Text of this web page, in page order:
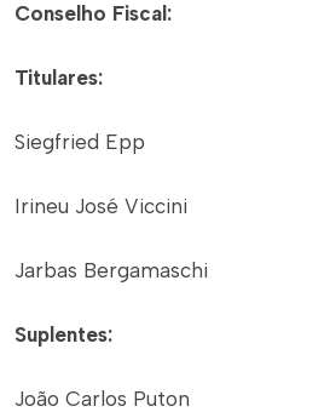
Conselho Fiscal:
Titulares:
Siegfried Epp
Irineu José Viccini
Jarbas Bergamaschi
Suplentes:
João Carlos Puton